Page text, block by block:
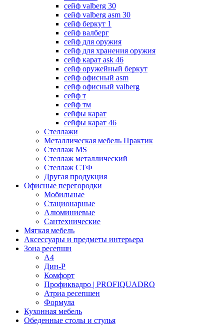
сейф valberg 30
сейф valberg asm 30
сейф беркут 1
сейф валберг
сейф для оружия
сейф для хранения оружия
сейф карат ask 46
сейф оружейный беркут
сейф офисный asm
сейф офисный valberg
сейф т
сейф тм
сейфы карат
сейфы карат 46
Стеллажи
Металлическая мебель Практик
Стеллаж MS
Стеллаж металлический
Стеллаж СТФ
Другая продукция
Офисные перегородки
Мобильные
Стационарные
Алюминиевые
Сантехнические
Мягкая мебель
Аксессуары и предметы интерьера
Зона ресепшн
А4
Дин-Р
Комфорт
Профиквадро | PROFIQUADRO
Атриа ресепшен
Формула
Кухонная мебель
Обеденные столы и стулья